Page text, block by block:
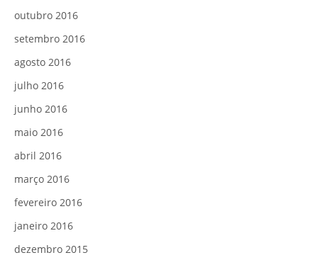
outubro 2016
setembro 2016
agosto 2016
julho 2016
junho 2016
maio 2016
abril 2016
março 2016
fevereiro 2016
janeiro 2016
dezembro 2015